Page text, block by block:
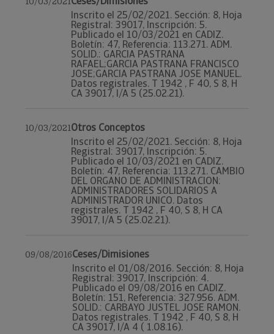
Inscrito el 25/02/2021. Sección: 8, Hoja
Registral: 39017, Inscripción: 5.
Publicado el 10/03/2021 en CADIZ.
Boletín: 47, Referencia: 113.271. ADM.
SOLID.: GARCIA PASTRANA
RAFAEL;GARCIA PASTRANA FRANCISCO
JOSE;GARCIA PASTRANA JOSE MANUEL.
Datos registrales. T 1942 , F 40, S 8, H
CA 39017, I/A 5 (25.02.21).
10/03/2021Otros Conceptos
Inscrito el 25/02/2021. Sección: 8, Hoja
Registral: 39017, Inscripción: 5.
Publicado el 10/03/2021 en CADIZ.
Boletín: 47, Referencia: 113.271. CAMBIO
DEL ORGANO DE ADMINISTRACION:
ADMINISTRADORES SOLIDARIOS A
ADMINISTRADOR UNICO. Datos
registrales. T 1942 , F 40, S 8, H CA
39017, I/A 5 (25.02.21).
09/08/2016Ceses/Dimisiones
Inscrito el 01/08/2016. Sección: 8, Hoja
Registral: 39017, Inscripción: 4.
Publicado el 09/08/2016 en CADIZ.
Boletín: 151, Referencia: 327.956. ADM.
SOLID.: CARBAYO JUSTEL JOSE RAMON.
Datos registrales. T 1942 , F 40, S 8, H
CA 39017, I/A 4 ( 1.08.16).